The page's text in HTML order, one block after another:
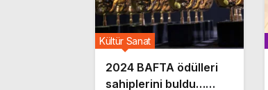
2024 BAFTA ödülleri
sahiplerini buldu…
Kültür Sanat